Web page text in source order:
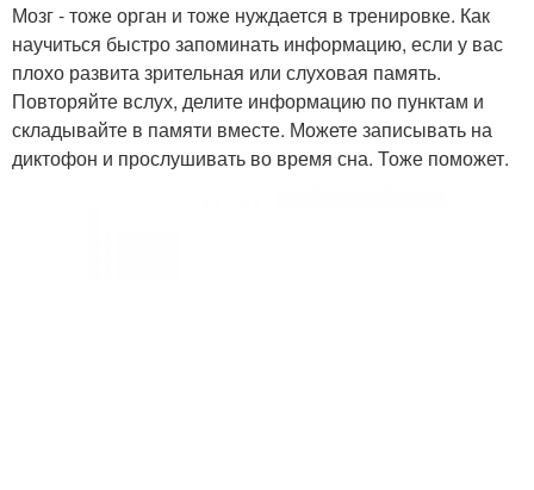
Мозг - тоже орган и тоже нуждается в тренировке. Как
научиться быстро запоминать информацию, если у вас
плохо развита зрительная или слуховая память.
Повторяйте вслух, делите информацию по пунктам и
складывайте в памяти вместе. Можете записывать на
диктофон и прослушивать во время сна. Тоже поможет.